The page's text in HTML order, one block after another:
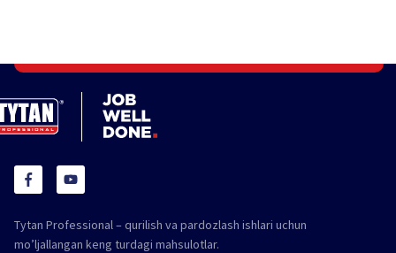
Tytan Professional – qurilish va pardozlash ishlari uchun
mo’ljallangan keng turdagi mahsulotlar.